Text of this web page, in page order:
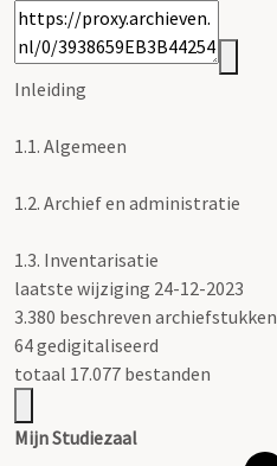
Inleiding
1.1. Algemeen
1.2. Archief en administratie
1.3. Inventarisatie
laatste wijziging 24-12-2023
3.380 beschreven archiefstukken
64 gedigitaliseerd
totaal 17.077 bestanden
Mijn Studiezaal